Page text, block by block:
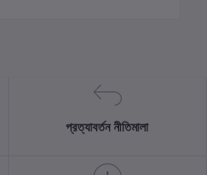
প্রত্যাবর্তন নীতিমালা